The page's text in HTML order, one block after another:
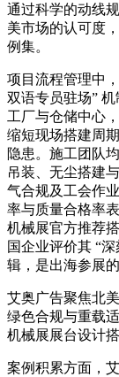
通过科学的动线
美市场的认可度
例集。
项目流程管理中
双语专员驻场”
工厂与仓储中心
缩短现场搭建周
隐患。施工团队
吊装、无尘搭建
气合规及工会作
率与质量合格率
机械展官方推荐
国企业评价其 “
辑，是出海参展的
艾奥广告聚焦北
绿色合规与重载
机械展展台设计
案例积累方面，